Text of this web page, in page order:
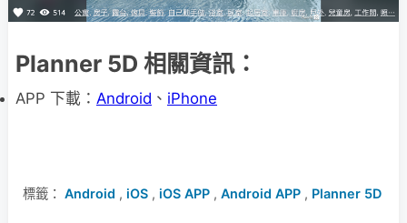
Planner 5D 相關資訊：
APP 下載： Android 、 iPhone
標籤： Android , iOS , iOS APP , Android APP , Planner 5D